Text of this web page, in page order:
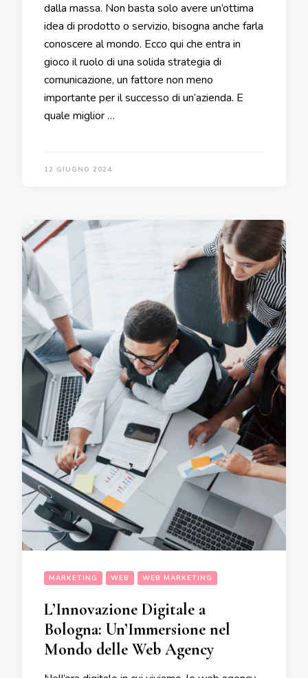
dalla massa. Non basta solo avere un’ottima
idea di prodotto o servizio, bisogna anche farla
conoscere al mondo. Ecco qui che entra in
gioco il ruolo di una solida strategia di
comunicazione, un fattore non meno
importante per il successo di un’azienda. E
quale miglior …
12 GIUGNO 2024
MARKETING WEB WEB MARKETING
L’Innovazione Digitale a
Bologna: Un’Immersione nel
Mondo delle Web Agency